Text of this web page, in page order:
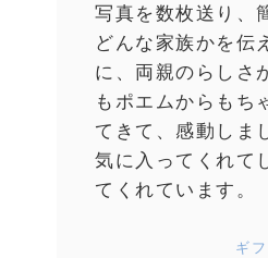
写真を数枚送り、
どんな家族かを伝
に、両親のらしさ
もポエムからもち
てきて、感動しま
気に入ってくれて
てくれています。
ギ